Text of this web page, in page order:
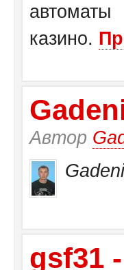
казино.
Автор
gsf31